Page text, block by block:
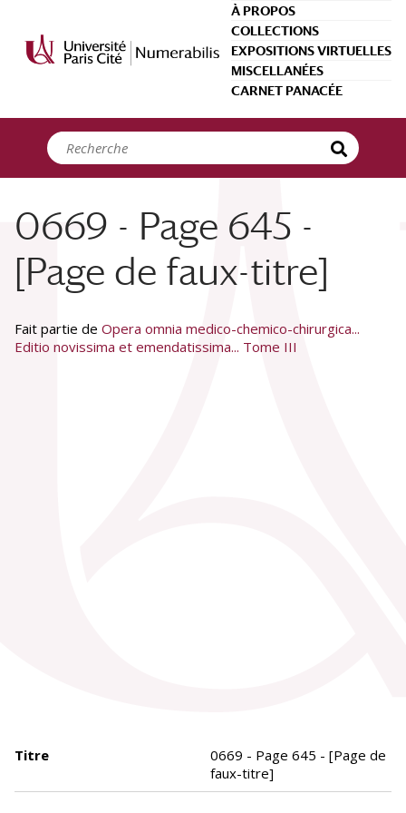
À PROPOS
COLLECTIONS
EXPOSITIONS VIRTUELLES
MISCELLANÉES
CARNET PANACÉE
0669 - Page 645 -
[Page de faux-titre]
Fait partie de Opera omnia medico-chemico-chirurgica...
Editio novissima et emendatissima... Tome III
Titre
0669 - Page 645 - [Page de
faux-titre]